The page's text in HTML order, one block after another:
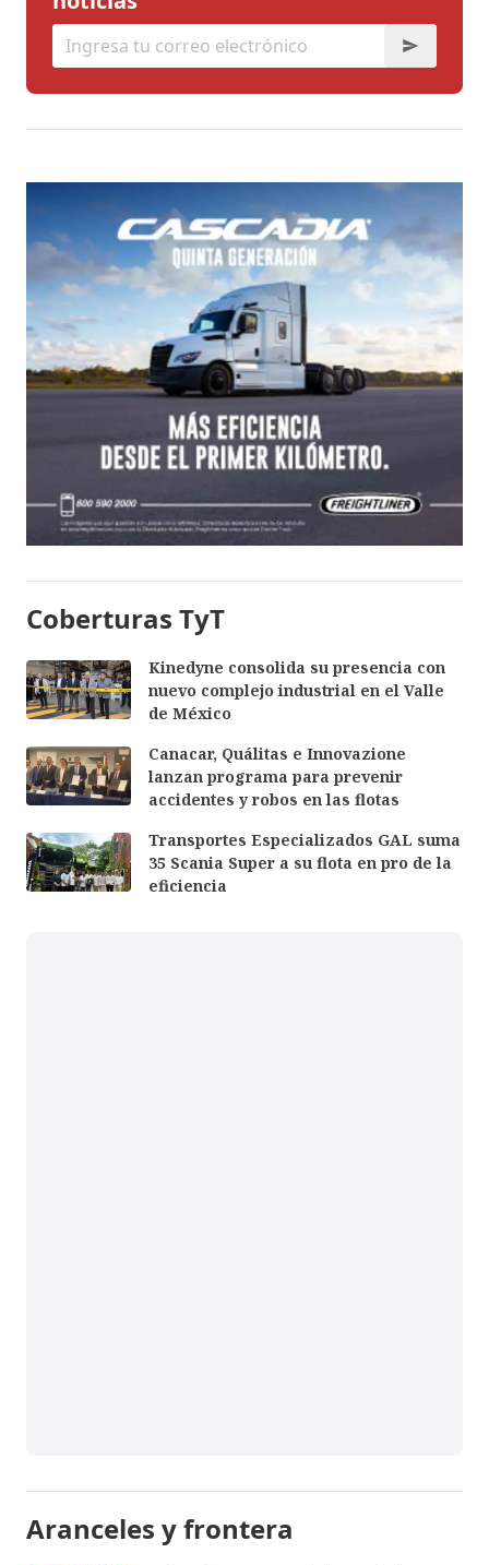
Coberturas TyT
Kinedyne consolida su presencia con
nuevo complejo industrial en el Valle
de México
Canacar, Quálitas e Innovazione
lanzan programa para prevenir
accidentes y robos en las flotas
Transportes Especializados GAL suma
35 Scania Super a su flota en pro de la
eficiencia
Aranceles y frontera